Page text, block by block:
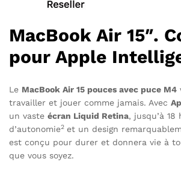
MacBook Air 15″.
pour Apple
Le MacBook Air 15 pouces avec puce M4
travailler et jouer comme jamais. Avec
un vaste écran Liquid Retina, jusqu’à 18
d’autonomie2 et un design
est conçu pour durer et donnera vie à
que vous soyez.